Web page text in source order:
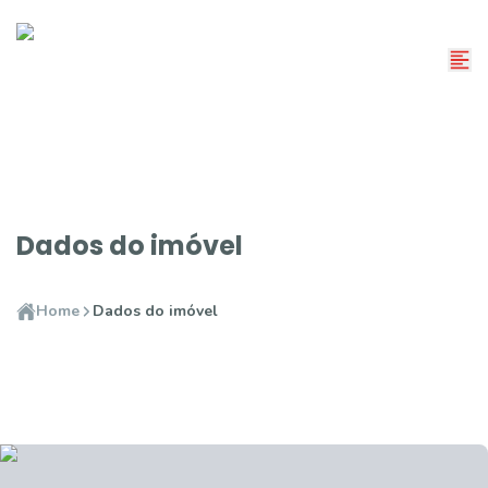
Dados do imóvel
Home Dados do imóvel